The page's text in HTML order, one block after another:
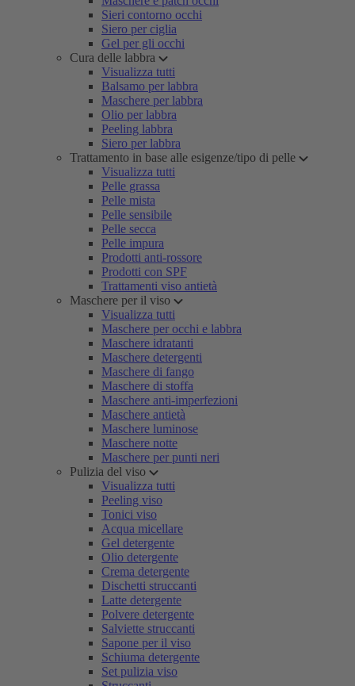
Sieri contorno occhi
Siero per ciglia
Gel per gli occhi
Cura delle labbra
Visualizza tutti
Balsamo per labbra
Maschere per labbra
Olio per labbra
Peeling labbra
Siero per labbra
Trattamento in base alle esigenze/tipo di pelle
Visualizza tutti
Pelle grassa
Pelle mista
Pelle sensibile
Pelle secca
Pelle impura
Prodotti anti-rossore
Prodotti con SPF
Trattamenti viso antietà
Maschere per il viso
Visualizza tutti
Maschere per occhi e labbra
Maschere idratanti
Maschere detergenti
Maschere di fango
Maschere di stoffa
Maschere anti-imperfezioni
Maschere antietà
Maschere luminose
Maschere notte
Maschere per punti neri
Pulizia del viso
Visualizza tutti
Peeling viso
Tonici viso
Acqua micellare
Gel detergente
Olio detergente
Crema detergente
Dischetti struccanti
Latte detergente
Polvere detergente
Salviette struccanti
Sapone per il viso
Schiuma detergente
Set pulizia viso